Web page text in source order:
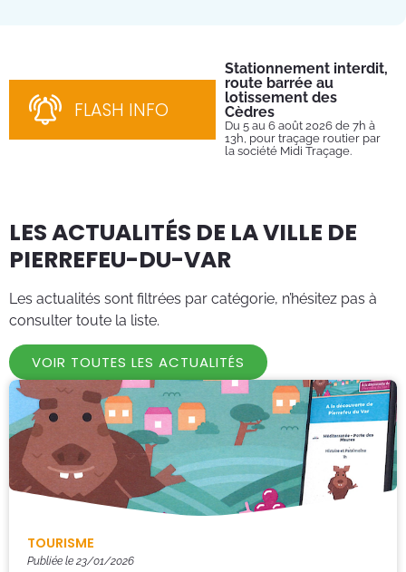
FLASH INFO
Stationnement interdit,
route barrée au
lotissement des
Cèdres
Du 5 au 6 août 2026 de 7h à
13h, pour traçage routier par
la société Midi Traçage.
LES ACTUALITÉS DE LA VILLE DE
PIERREFEU-DU-VAR
Les actualités sont filtrées par catégorie, n’hésitez pas à
consulter toute la liste.
VOIR TOUTES LES ACTUALITÉS
TOURISME
Publiée le 23/01/2026